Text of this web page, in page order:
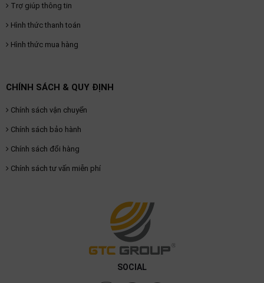
Trợ giúp thông tin
Hình thức thanh toán
Hình thức mua hàng
CHÍNH SÁCH & QUY ĐỊNH
Chính sách vận chuyển
Chính sách bảo hành
Chính sách đổi hàng
Chính sách tư vấn miễn phí
SOCIAL